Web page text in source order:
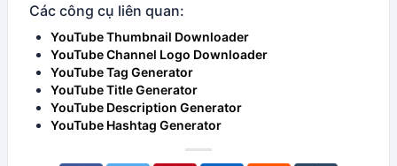
Các công cụ liên quan:
YouTube Thumbnail Downloader
YouTube Channel Logo Downloader
YouTube Tag Generator
YouTube Title Generator
YouTube Description Generator
YouTube Hashtag Generator